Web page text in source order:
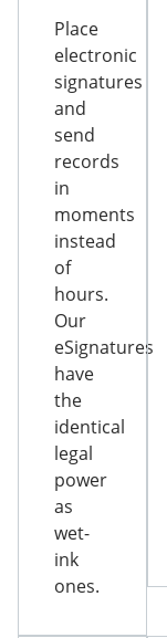
Place
electronic
signatures
and
send
records
in
moments
instead
of
hours.
Our
eSignatures
have
the
identical
legal
power
as
wet-
ink
ones.